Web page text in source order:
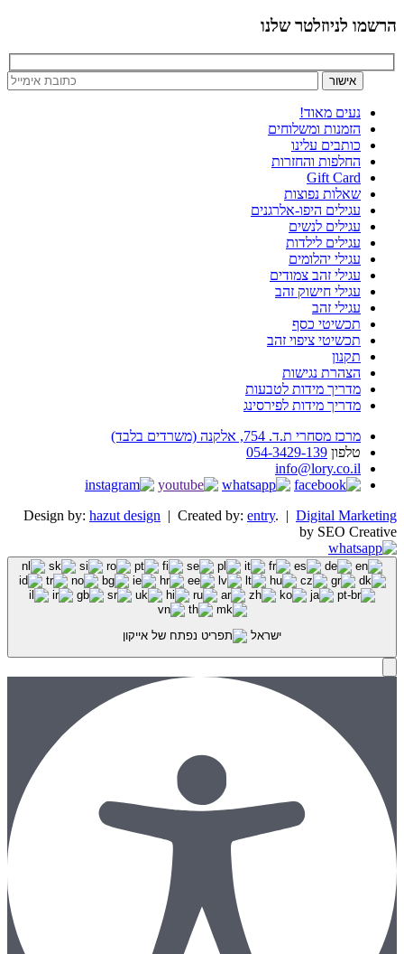
הרשמו לניוזלטר שלנו
נעים מאוד!
הזמנות ומשלוחים
כותבים עלינו
החלפות והחזרות
Gift Card
שאלות נפוצות
עגילים היפו-אלרגנים
עגילים לנשים
עגילים לילדות
עגילי יהלומים
עגילי זהב צמודים
עגילי חישוק זהב
עגילי זהב
תכשיטי כסף
תכשיטי ציפוי זהב
תקנון
הצהרת נגישות
מדריך מידות לטבעות
מדריך מידות לפירסינג
מרכז מסחרי ת.ד. 754, אלקנה (משרדים בלבד)
טלפון 054-3429-139
info@lory.co.il
Design by: hazut design | Created by: entry. | Digital Marketing
by SEO Creative
ישראל